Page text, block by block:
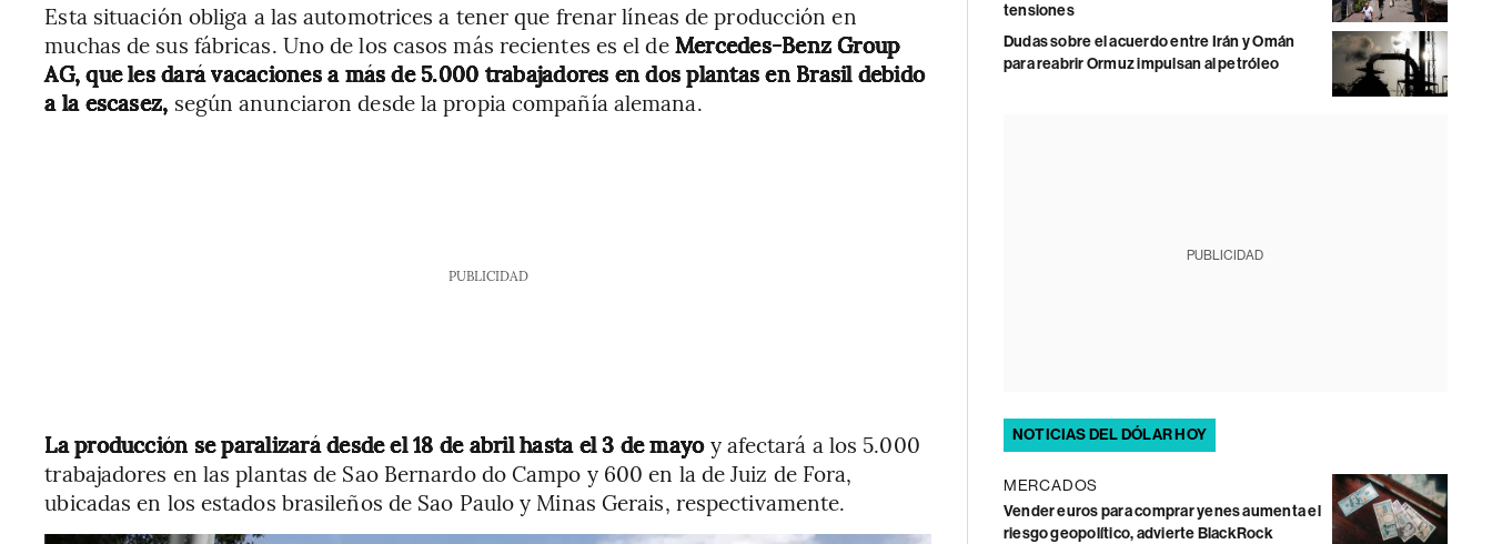
Esta situación obliga a las automotrices a tener que frenar líneas de producción en
muchas de sus fábricas. Uno de los casos más recientes es el deMercedes-Benz Group
AG, que les dará vacaciones a más de 5.000 trabajadores en dos plantas en Brasil debido
a la escasez, según anunciaron desde la propia compañía alemana.
PUBLICIDAD
La producción se paralizará desde el 18 de abril hasta el 3 de mayoy afectará a los 5.000
trabajadores en las plantas de Sao Bernardo do Campo y 600 en la de Juiz de Fora,
ubicadas en los estados brasileños de Sao Paulo y Minas Gerais, respectivamente.
tensiones
Dudas sobre el acuerdo entre Irán y Omán
para reabrir Ormuz impulsan al petróleo
PUBLICIDAD
NOTICIAS DEL DÓLAR HOY
MERCADOS
Vender euros para comprar yenes aumenta el
riesgo geopolítico, advierte BlackRock